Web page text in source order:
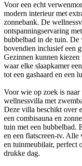
Voor een echt
modern interieur met
zonnebank. De
ontspanningservaring
bubbelbad in de tuin. De
bovendien inclusief een
Gezinnen kunnen
waar elke slaapkamer
tot een gashaard en een
Voor wie op zoek is
wellnessvilla met
Deze villa beschikt over
een combisauna en
tuin met een bubbelbad.
en een flatscreen-tv. Alle
en tuinmeubilair, perfect
drukke dag.